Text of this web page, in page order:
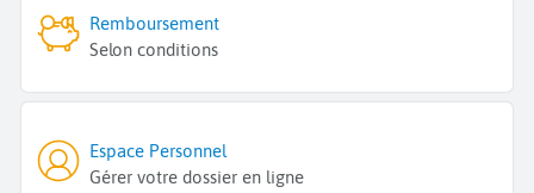
Remboursement
Selon conditions
Espace Personnel
Gérer votre dossier en ligne